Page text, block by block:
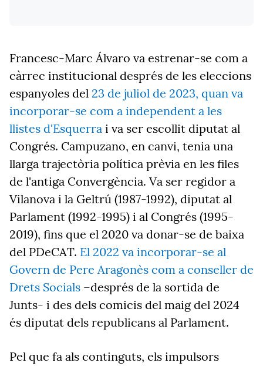
Francesc-Marc Álvaro va estrenar-se com a
càrrec institucional després de les eleccions
espanyoles del 23 de juliol de 2023, quan va
incorporar-se com a independent a les
llistes d'Esquerra i va ser escollit diputat al
Congrés. Campuzano, en canvi, tenia una
llarga trajectòria política prèvia en les files
de l'antiga Convergència. Va ser regidor a
Vilanova i la Geltrú (1987-1992), diputat al
Parlament (1992-1995) i al Congrés (1995-
2019), fins que el 2020 va donar-se de baixa
del PDeCAT. El 2022 va incorporar-se al
Govern de Pere Aragonès com a conseller de
Drets Socials –després de la sortida de
Junts- i des dels comicis del maig del 2024
és diputat dels republicans al Parlament.
Pel que fa als continguts, els impulsors